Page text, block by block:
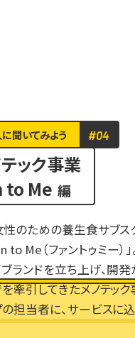
聞いてみよう #04
ック事業
to Me 編
性のための養生食サブス
to Me（ファントゥミー）
ランドを立ち上げ、開発
牽引してきたメノテッ
担当者に、サービスに
の展望について聞きまし